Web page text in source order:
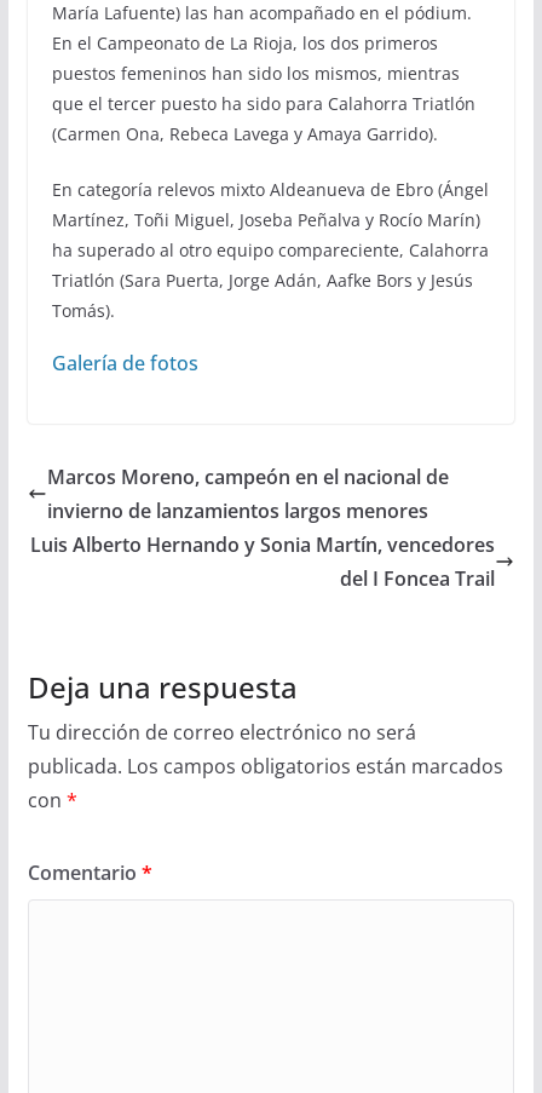
María Lafuente) las han acompañado en el pódium.
En el Campeonato de La Rioja, los dos primeros
puestos femeninos han sido los mismos, mientras
que el tercer puesto ha sido para Calahorra Triatlón
(Carmen Ona, Rebeca Lavega y Amaya Garrido).
En categoría relevos mixto Aldeanueva de Ebro (Ángel
Martínez, Toñi Miguel, Joseba Peñalva y Rocío Marín)
ha superado al otro equipo compareciente, Calahorra
Triatlón (Sara Puerta, Jorge Adán, Aafke Bors y Jesús
Tomás).
Galería de fotos
Marcos Moreno, campeón en el nacional de
invierno de lanzamientos largos menores
Luis Alberto Hernando y Sonia Martín, vencedores
del I Foncea Trail
Deja una respuesta
Tu dirección de correo electrónico no será
publicada. Los campos obligatorios están marcados
con *
Comentario *